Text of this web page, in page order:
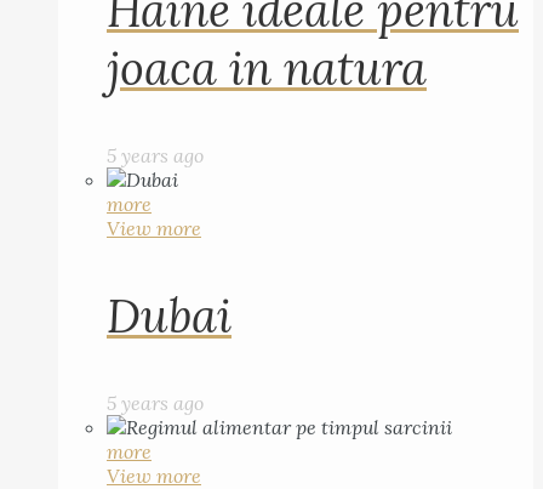
joaca in natura
5 years ago
more
View more
Dubai
5 years ago
more
View more